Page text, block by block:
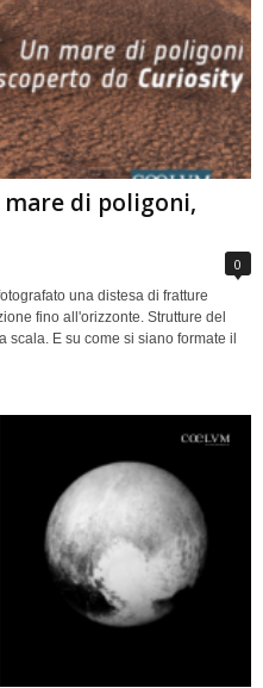
mare di poligoni,
0
una distesa di fratture
fino all'orizzonte. Strutture del
scala. E su come si siano formate il